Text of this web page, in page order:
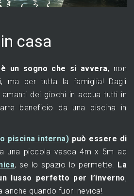
casa
un sogno che si avvera, non
ma per tutta la famiglia! Dagli
dei giochi in acqua tutti in
beneficio da una piscina in
piscina interna) può essere di
una piccola vasca 4m x 5m ad
, se lo spazio lo permette. La
lusso perfetto per l’inverno,
anche quando fuori nevica!